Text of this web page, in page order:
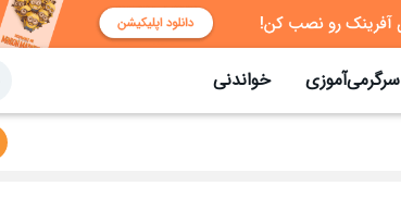
سرگرمی‌آموزی خواندنی